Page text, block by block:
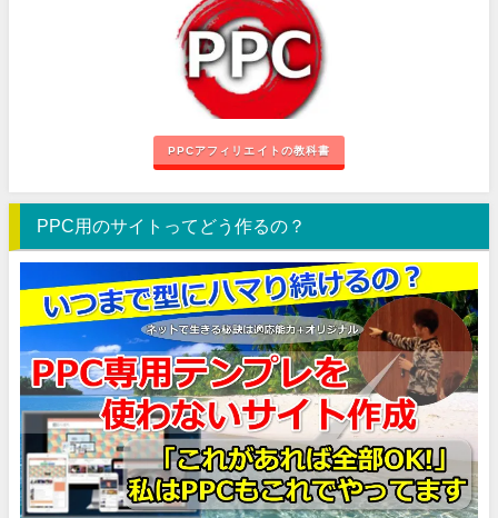
PPCアフィリエイトの教科書
PPC用のサイトってどう作るの？